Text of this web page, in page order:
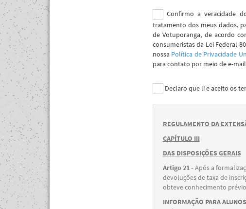
Confirmo a veracidade
tratamento dos meus dados,
de Votuporanga, de acordo
consumeristas da Lei Federal
nossa Política de Privacidade
para contato por meio de e-
Declaro que li e aceito os
REGULAMENTO DA
CAPÍTULO III
DAS DISPOSIÇÕES GERAIS
Artigo 21 - Após a
devoluções de taxa de
obteve conhecimento
INFORMAÇÃO PARA